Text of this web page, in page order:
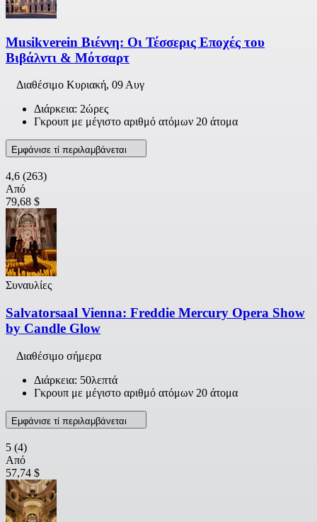
Musikverein Βιέννη: Οι Τέσσερις Εποχές του
Βιβάλντι & Μότσαρτ
Διαθέσιμο Κυριακή, 09 Αυγ
Διάρκεια: 2ώρες
Γκρουπ με μέγιστο αριθμό ατόμων 20 άτομα
Εμφάνισε τί περιλαμβάνεται
4,6 (263)
Από
79,68 $
Συναυλίες
Salvatorsaal Vienna: Freddie Mercury Opera Show
by Candle Glow
Διαθέσιμο σήμερα
Διάρκεια: 50λεπτά
Γκρουπ με μέγιστο αριθμό ατόμων 20 άτομα
Εμφάνισε τί περιλαμβάνεται
5 (4)
Από
57,74 $